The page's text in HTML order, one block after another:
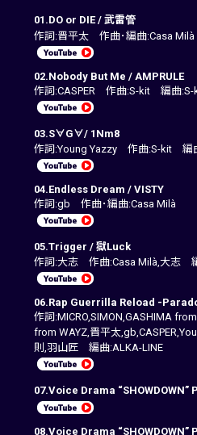
01.DO or DIE / 武雷管
作詞:晋平太 作曲･編曲:Casa Milà
02.Nobody But Me / AMPRULE
作詞:CASPER 作曲:S-kit 編曲:S-
03.S∀G∀/ 1Nm8
作詞:Young Yazzy 作曲:S-kit 編
04.Endless Dream / VISTY
作詞:gb 作曲･編曲:Casa Milà
05.Trigger / 獄Luck
作詞:大志 作曲:Casa Milà,大志
06.Rap Guerrilla Reload -
作詞:MICRO,SIMON,GASHIMA
from WAYZ,晋平太
則,羽山匠 編曲:ALKA-LINE
07.Voice Drama “SHOWDOWN”
08.Voice Drama “SHOWDOWN”